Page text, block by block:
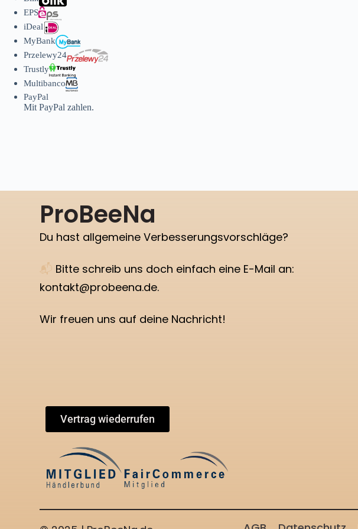
EPS
iDeal
MyBank
Przelewy24
Trustly
Multibanco
PayPal
Mit PayPal zahlen.
ProBeeNa
Du hast allgemeine Verbesserungsvorschläge?
📬 Bitte schreib uns doch einfach eine E-Mail an:
kontakt@probeena.de.
Wir freuen uns auf deine Nachricht!
Vertrag wiederrufen